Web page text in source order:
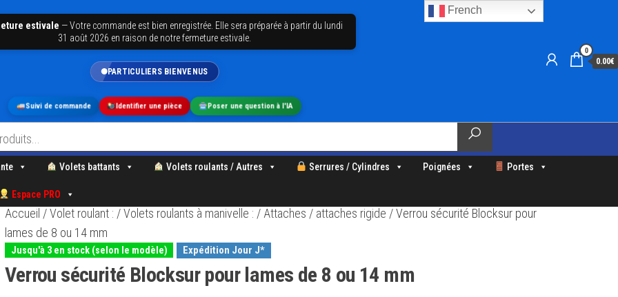
0
0.00€
Suivi de commande Identifier une pièce Poser une question à l'IA
estivale —Votre commande est bien enregistrée. Elle sera préparée à partir du lundi
31 août 2026 en raison de notre fermeture estivale.
Volets battants Volets roulants / Autres Serrures / Cylindres Poignées Portes
Espace PRO
Accueil /Volet roulant : /Volets roulants à manivelle : / Attaches / attaches rigide / Verrou sécurité Blocksur pour
lames de 8 ou 14 mm
Jusqu'à 3 en stock (selon le modèle) Expédition Jour J*
Verrou sécurité Blocksur pour lames de 8 ou 14 mm
French
PARTICULIERS BIENVENUS